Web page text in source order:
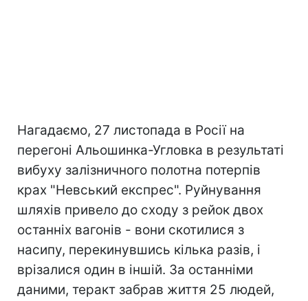
Нагадаємо, 27 листопада в Росії на
перегоні Альошинка-Угловка в результаті
вибуху залізничного полотна потерпів
крах "Невський експрес". Руйнування
шляхів привело до сходу з рейок двох
останніх вагонів - вони скотилися з
насипу, перекинувшись кілька разів, і
врізалися один в іншій. За останніми
даними, теракт забрав життя 25 людей,